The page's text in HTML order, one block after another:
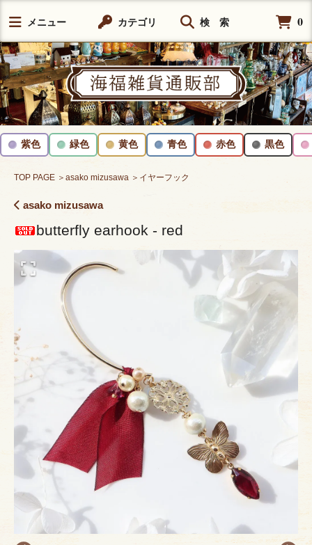
メニュー カテゴリ 検 索 0
紫色 緑色 黄色 青色 赤色 黒色
TOP PAGE ＞asako mizusawa ＞イヤーフック
asako mizusawa
butterfly earhook - red